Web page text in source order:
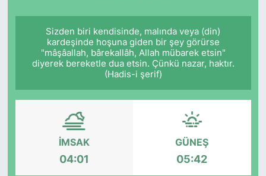
Sizden biri kendisinde, malında veya (din)
kardeşinde hoşuna giden bir şey görürse
"mâşâallah, bârekallâh, Allah mübarek etsin"
diyerek bereketle dua etsin. Çünkü nazar, haktır.
(Hadis-i şerif)
İMSAK
04:01
GÜNEŞ
05:42
Haber Arşivi